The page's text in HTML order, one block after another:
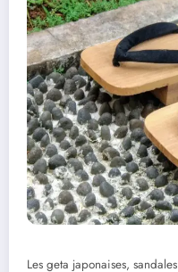
Les geta japonaises,